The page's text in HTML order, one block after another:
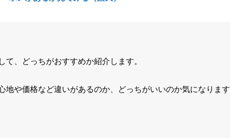
、どっちがおすすめか紹介します。
や価格など違いがあるのか、どっちがいいのか気になります